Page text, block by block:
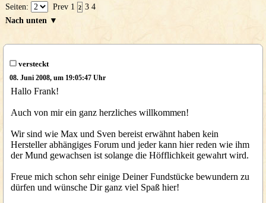
Seiten: Prev 1 2 3 4
Nach unten ▼
versteckt
08. Juni 2008, um 19:05:47 Uhr
Hallo Frank!
Auch von mir ein ganz herzliches willkommen!
Wir sind wie Max und Sven bereist erwähnt haben kein
Hersteller abhängiges Forum und jeder kann hier reden wie ihm
der Mund gewachsen ist solange die Höfflichkeit gewahrt wird.
Freue mich schon sehr einige Deiner Fundstücke bewundern zu
dürfen und wünsche Dir ganz viel Spaß hier!